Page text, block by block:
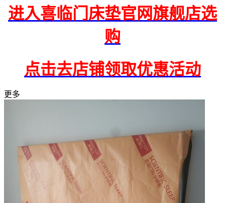
进入喜临门床垫官网旗舰店选
购
点击去店铺领取优惠活动
更多